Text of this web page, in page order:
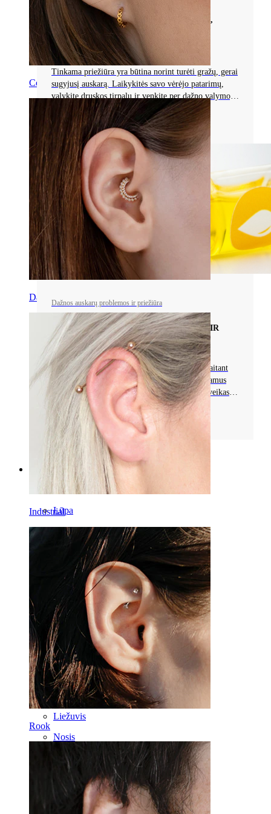
Conch
Daith
Industrial
Rook
JŪSŲ IŠSAMUS AUSKARŲ PRIEŽIŪROS,
PALAIKYMO IR KOMPLIKACIJŲ
PREVENCIJOS VADOVAS
Tinkama priežiūra yra būtina norint turėti gražų, gerai
sugyjusį auskarą. Laikykitės savo vėrėjo patarimų,
valykite druskos tirpalu ir venkite per dažno valymo,
kad išvengtumėte komplikacijų.
Skaityti daugiau
Dažnos auskarų problemos ir priežiūra
DAŽNOS PROBLEMOS SU AUSKARAIS IR
PRIEŽIŪRA
Sužinokite apie dažnas auskarų problemas, įskaitant
patinimą, infekcijas ir alergijas. Atraskite tinkamus
priežiūros patarimus, kad jūsų auskaras būtų sveikas ir
išvengtumėte komplikacijų.
Skaityti daugiau
Categories
Bamba
Lūpa
Spenelis
Industrial
Poodinis
Ausis
Septum
14k auksas
Netikri auskarai
Labret
Liežuvis
Nosis
Tragus
Barbell
Rook